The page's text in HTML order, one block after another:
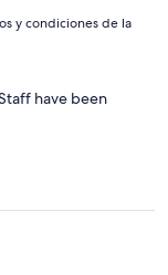
y condiciones de la
have been